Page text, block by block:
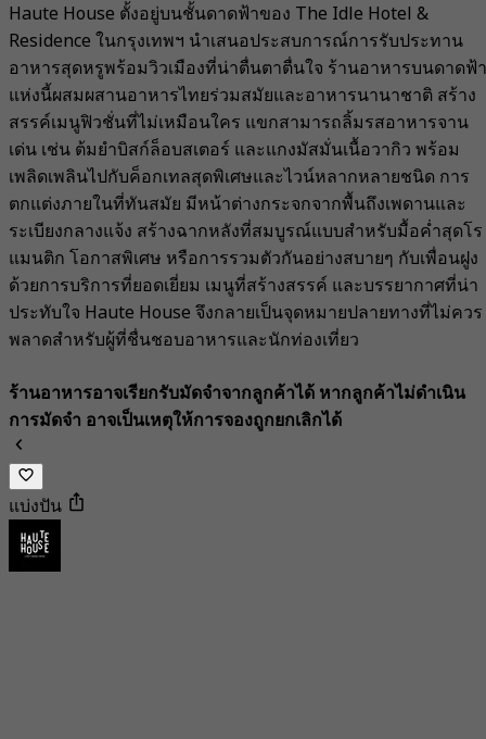
Haute House ตั้งอยู่บนชั้นดาดฟ้าของ The Idle Hotel &
Residence ในกรุงเทพฯ นำเสนอประสบการณ์การรับประทาน
อาหารสุดหรูพร้อมวิวเมืองที่น่าตื่นตาตื่นใจ ร้านอาหารบนดาดฟ้า
แห่งนี้ผสมผสานอาหารไทยร่วมสมัยและอาหารนานาชาติ สร้าง
สรรค์เมนูฟิวชั่นที่ไม่เหมือนใคร แขกสามารถลิ้มรสอาหารจาน
เด่น เช่น ต้มยำบิสก์ล็อบสเตอร์ และแกงมัสมั่นเนื้อวากิว พร้อม
เพลิดเพลินไปกับค็อกเทลสุดพิเศษและไวน์หลากหลายชนิด การ
ตกแต่งภายในที่ทันสมัย มีหน้าต่างกระจกจากพื้นถึงเพดานและ
ระเบียงกลางแจ้ง สร้างฉากหลังที่สมบูรณ์แบบสำหรับมื้อค่ำสุดโร
แมนติก โอกาสพิเศษ หรือการรวมตัวกันอย่างสบายๆ กับเพื่อนฝูง
ด้วยการบริการที่ยอดเยี่ยม เมนูที่สร้างสรรค์ และบรรยากาศที่น่า
ประทับใจ Haute House จึงกลายเป็นจุดหมายปลายทางที่ไม่ควร
พลาดสำหรับผู้ที่ชื่นชอบอาหารและนักท่องเที่ยว
ร้านอาหารอาจเรียกรับมัดจำจากลูกค้าได้ หากลูกค้าไม่ดำเนิน
การมัดจำ อาจเป็นเหตุให้การจองถูกยกเลิกได้
แบ่งปัน